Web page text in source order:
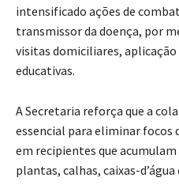
intensificado ações de
transmissor da doença, por
visitas domiciliares,
educativas.
A Secretaria reforça que a
essencial para eliminar
em recipientes que acumulam
plantas, calhas, caixas-